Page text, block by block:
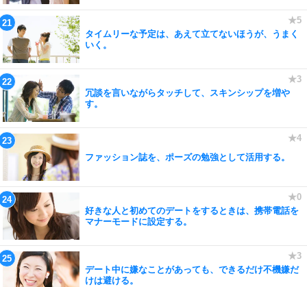
タイムリーな予定は、あえて立てないほうが、うまく
いく。
冗談を言いながらタッチして、スキンシップを増や
す。
ファッション誌を、ポーズの勉強として活用する。
好きな人と初めてのデートをするときは、携帯電話を
マナーモードに設定する。
デート中に嫌なことがあっても、できるだけ不機嫌だ
けは避ける。